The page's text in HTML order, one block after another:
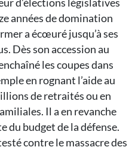
années de domination
a écœuré jusqu’à ses
Dès son accession au
les coupes dans
en rognant l’aide au
de retraités ou en
Il a en revanche
du budget de la défense.
contre le massacre des